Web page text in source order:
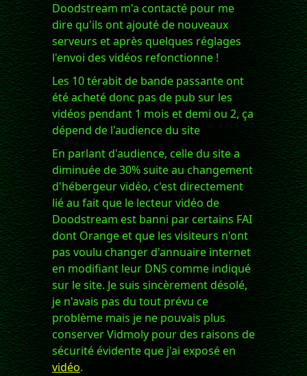
Doodstream m'a contacté pour me
dire qu'ils ont ajouté de nouveaux
serveurs et après quelques réglages
l'envoi des vidéos refonctionne !
Les 10 térabit de bande passante ont
été acheté donc pas de pub sur les
vidéos pendant 1 mois et demi ou 2, ça
dépend de l'audience du site
En parlant d'audience, celle du site a
diminuée de 30% suite au changement
d'hébergeur vidéo, c'est directement
lié au fait que le lecteur vidéo de
Doodstream est banni par certains FAI
dont Orange et que les visiteurs n'ont
pas voulu changer d'annuaire internet
en modifiant leur DNS comme indiqué
sur le site. Je suis sincèrement désolé,
je n'avais pas du tout prévu ce
problème mais je ne pouvais plus
conserver Vidmoly pour des raisons de
sécurité évidente que j'ai exposé en
vidéo.